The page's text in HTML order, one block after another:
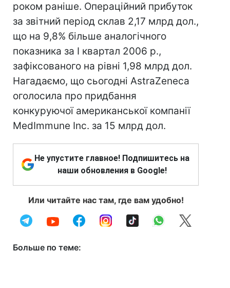
роком раніше. Операційний прибуток
за звітний період склав 2,17 млрд дол.,
що на 9,8% більше аналогічного
показника за I квартал 2006 р.,
зафіксованого на рівні 1,98 млрд дол.
Нагадаємо, що сьогодні AstraZeneca
оголосила про придбання
конкуруючої американської компанії
MedImmune Inc. за 15 млрд дол.
Не упустите главное! Подпишитесь на
наши обновления в Google!
Или читайте нас там, где вам удобно!
Больше по теме: